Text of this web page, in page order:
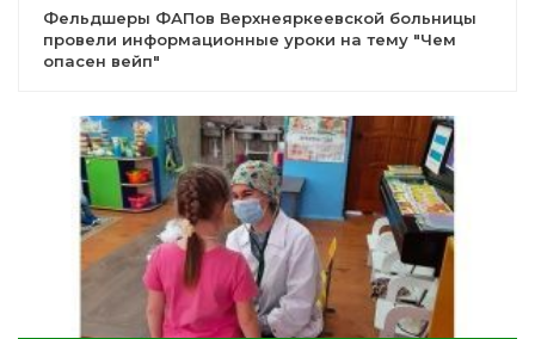
Фельдшеры ФАПов Верхнеяркеевской больницы
провели информационные уроки на тему "Чем
опасен вейп"